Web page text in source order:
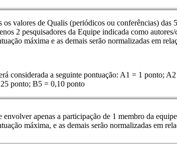
os valores de Qualis (periódicos ou conferências)
2 pesquisadores da Equipe indicada como
máxima e as demais serão normalizadas em
considerada a seguinte pontuação: A1 = 1 ponto;
ponto; B5 = 0,10 ponto
envolver apenas a participação de 1 membro da
máxima, e as demais serão normalizadas em